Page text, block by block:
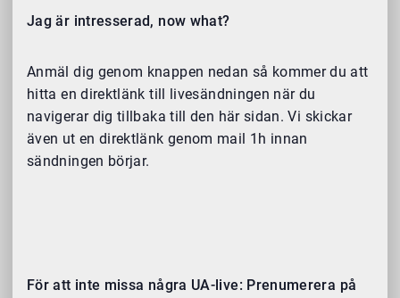
Jag är intresserad, now what?
Anmäl dig genom knappen nedan så kommer du att
hitta en direktlänk till livesändningen när du
navigerar dig tillbaka till den här sidan. Vi skickar
även ut en direktlänk genom mail 1h innan
sändningen börjar.
För att inte missa några UA-live: Prenumerera på